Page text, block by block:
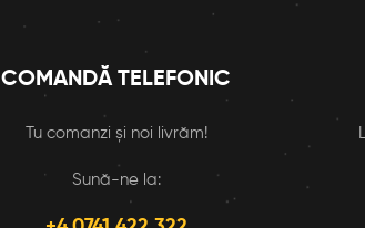
COMANDĂ TELEFONIC
Tu comanzi și noi livrăm!
Sună-ne la: